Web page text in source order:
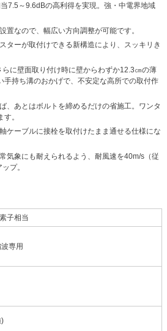
7.5～9.6dBの高利得を実現。強・中電界地域
置なので、幅広い方向調整が可能です。
ターが取付けできる新構造により、スッキリき
に壁面取り付け時に壁からわずか12.3㎝の薄
手持ち溝のおかげで、不安定な高所での取付作
、あとはボルトを締めるだけの省施工。ワンタ
。
ケーブルに接栓を取付けたまま通せる仕様にな
気象にも耐えられるよう、耐風速を40m/s（従
プ。
子相当
専用
)